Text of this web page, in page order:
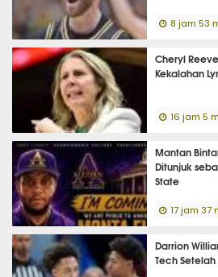
8 jam 53
Cheryl
Kekalahan
16 jam 5
Mantan
Ditunjuk
State
17 jam 37
Darrion
Tech